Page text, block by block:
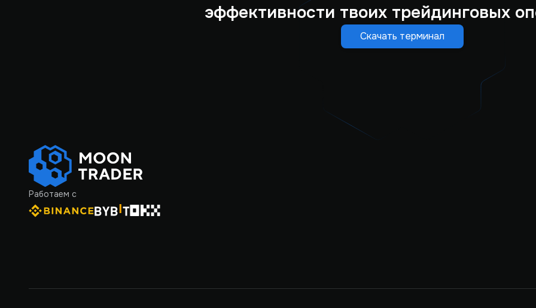
эффективности твоих трейдинговых
Скачать терминал
Работаем с